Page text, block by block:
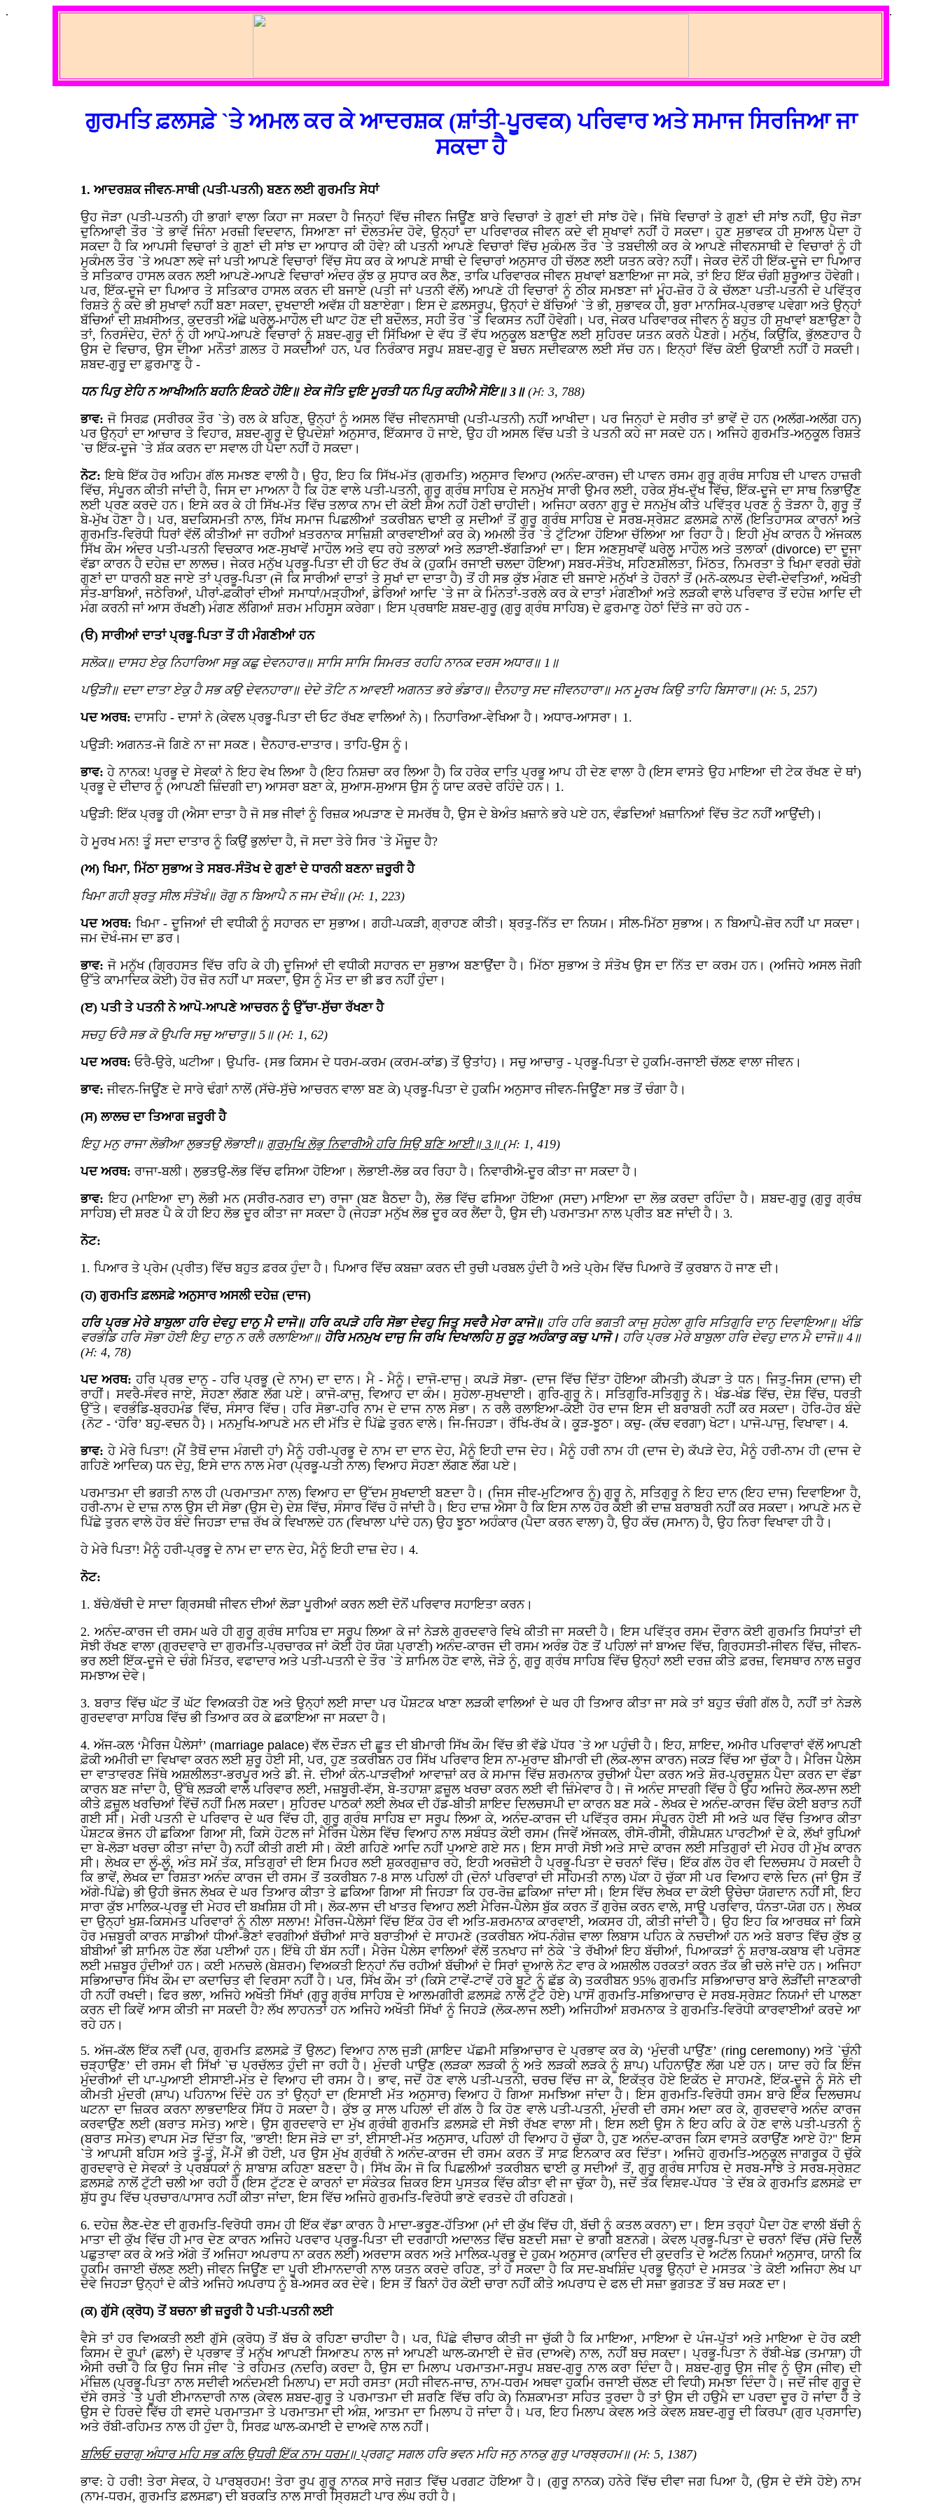
.
ਗੁਰਮਤਿ ਫ਼ਲਸਫ਼ੇ `ਤੇ ਅਮਲ ਕਰ ਕੇ ਆਦਰਸ਼ਕ (ਸ਼ਾਂਤੀ-ਪੂਰਵਕ) ਪਰਿਵਾਰ ਅਤੇ ਸਮਾਜ ਸਿਰਜਿਆ ਜਾ
ਸਕਦਾ ਹੈ
1. ਆਦਰਸ਼ਕ ਜੀਵਨ-ਸਾਥੀ (ਪਤੀ-ਪਤਨੀ) ਬਣਨ ਲਈ ਗੁਰਮਤਿ ਸੇਧਾਂ
ਉਹ ਜੋੜਾ (ਪਤੀ-ਪਤਨੀ) ਹੀ ਭਾਗਾਂ ਵਾਲਾ ਕਿਹਾ ਜਾ ਸਕਦਾ ਹੈ ਜਿਨ੍ਹਾਂ ਵਿੱਚ ਜੀਵਨ ਜਿਊਂਣ ਬਾਰੇ ਵਿਚਾਰਾਂ ਤੇ ਗੁਣਾਂ ਦੀ ਸਾਂਝ ਹੋਵੇ। ਜਿੱਥੇ ਵਿਚਾਰਾਂ ਤੇ ਗੁਣਾਂ ਦੀ ਸਾਂਝ ਨਹੀਂ, ਉਹ ਜੋੜਾ
ਦੁਨਿਆਵੀ ਤੌਰ `ਤੇ ਭਾਵੇਂ ਜਿੰਨਾ ਮਰਜ਼ੀ ਵਿਦਵਾਨ, ਸਿਆਣਾ ਜਾਂ ਦੌਲਤਮੰਦ ਹੋਵੇ, ਉਨ੍ਹਾਂ ਦਾ ਪਰਿਵਾਰਕ ਜੀਵਨ ਕਦੇ ਵੀ ਸੁਖਾਵਾਂ ਨਹੀਂ ਹੋ ਸਕਦਾ। ਹੁਣ ਸੁਭਾਵਕ ਹੀ ਸੁਆਲ ਪੈਦਾ ਹੋ
ਸਕਦਾ ਹੈ ਕਿ ਆਪਸੀ ਵਿਚਾਰਾਂ ਤੇ ਗੁਣਾਂ ਦੀ ਸਾਂਝ ਦਾ ਆਧਾਰ ਕੀ ਹੋਵੇ? ਕੀ ਪਤਨੀ ਆਪਣੇ ਵਿਚਾਰਾਂ ਵਿੱਚ ਮੁਕੰਮਲ ਤੌਰ `ਤੇ ਤਬਦੀਲੀ ਕਰ ਕੇ ਆਪਣੇ ਜੀਵਨਸਾਥੀ ਦੇ ਵਿਚਾਰਾਂ ਨੂੰ ਹੀ
ਮੁਕੰਮਲ ਤੌਰ `ਤੇ ਅਪਣਾ ਲਵੇ ਜਾਂ ਪਤੀ ਆਪਣੇ ਵਿਚਾਰਾਂ ਵਿੱਚ ਸੋਧ ਕਰ ਕੇ ਆਪਣੇ ਸਾਥੀ ਦੇ ਵਿਚਾਰਾਂ ਅਨੁਸਾਰ ਹੀ ਚੱਲਣ ਲਈ ਯਤਨ ਕਰੇ? ਨਹੀਂ। ਜੇਕਰ ਦੋਨੋਂ ਹੀ ਇੱਕ-ਦੂਜੇ ਦਾ ਪਿਆਰ
ਤੇ ਸਤਿਕਾਰ ਹਾਸਲ ਕਰਨ ਲਈ ਆਪਣੇ-ਆਪਣੇ ਵਿਚਾਰਾਂ ਅੰਦਰ ਕੁੱਝ ਕੁ ਸੁਧਾਰ ਕਰ ਲੈਣ, ਤਾਕਿ ਪਰਿਵਾਰਕ ਜੀਵਨ ਸੁਖਾਵਾਂ ਬਣਾਇਆ ਜਾ ਸਕੇ, ਤਾਂ ਇਹ ਇੱਕ ਚੰਗੀ ਸ਼ੁਰੂਆਤ ਹੋਵੇਗੀ।
ਪਰ, ਇੱਕ-ਦੂਜੇ ਦਾ ਪਿਆਰ ਤੇ ਸਤਿਕਾਰ ਹਾਸਲ ਕਰਨ ਦੀ ਬਜਾਏ (ਪਤੀ ਜਾਂ ਪਤਨੀ ਵੱਲੋਂ) ਆਪਣੇ ਹੀ ਵਿਚਾਰਾਂ ਨੂੰ ਠੀਕ ਸਮਝਣਾ ਜਾਂ ਮੂੰਹ-ਜ਼ੋਰ ਹੋ ਕੇ ਚੱਲਣਾ ਪਤੀ-ਪਤਨੀ ਦੇ ਪਵਿੱਤ੍ਰ
ਰਿਸ਼ਤੇ ਨੂੰ ਕਦੇ ਭੀ ਸੁਖਾਵਾਂ ਨਹੀਂ ਬਣਾ ਸਕਦਾ, ਦੁਖਦਾਈ ਅਵੱਸ਼ ਹੀ ਬਣਾਏਗਾ। ਇਸ ਦੇ ਫ਼ਲਸਰੂਪ, ਉਨ੍ਹਾਂ ਦੇ ਬੱਚਿਆਂ `ਤੇ ਭੀ, ਸੁਭਾਵਕ ਹੀ, ਬੁਰਾ ਮਾਨਸਿਕ-ਪ੍ਰਭਾਵ ਪਵੇਗਾ ਅਤੇ ਉਨ੍ਹਾਂ
ਬੱਚਿਆਂ ਦੀ ਸ਼ਖ਼ਸੀਅਤ, ਕੁਦਰਤੀ ਅੱਛੇ ਘਰੇਲੂ-ਮਾਹੌਲ ਦੀ ਘਾਟ ਹੋਣ ਦੀ ਬਦੌਲਤ, ਸਹੀ ਤੌਰ `ਤੇ ਵਿਕਸਤ ਨਹੀਂ ਹੋਵੇਗੀ। ਪਰ, ਜੇਕਰ ਪਰਿਵਾਰਕ ਜੀਵਨ ਨੂੰ ਬਹੁਤ ਹੀ ਸੁਖਾਵਾਂ ਬਣਾਉਣਾ ਹੈ
ਤਾਂ, ਨਿਰਸੰਦੇਹ, ਦੋਨਾਂ ਨੂੰ ਹੀ ਆਪੋ-ਆਪਣੇ ਵਿਚਾਰਾਂ ਨੂੰ ਸ਼ਬਦ-ਗੁਰੂ ਦੀ ਸਿੱਖਿਆ ਦੇ ਵੱਧ ਤੋਂ ਵੱਧ ਅਨੁਕੂਲ ਬਣਾਉਣ ਲਈ ਸੁਹਿਰਦ ਯਤਨ ਕਰਨੇ ਪੈਣਗੇ। ਮਨੁੱਖ, ਕਿਉਂਕਿ, ਭੁੱਲਣਹਾਰ ਹੈ
ਉਸ ਦੇ ਵਿਚਾਰ, ਉਸ ਦੀਆ ਮਨੌਤਾਂ ਗ਼ਲਤ ਹੋ ਸਕਦੀਆਂ ਹਨ, ਪਰ ਨਿਰੰਕਾਰ ਸਰੂਪ ਸ਼ਬਦ-ਗੁਰੂ ਦੇ ਬਚਨ ਸਦੀਵਕਾਲ ਲਈ ਸੱਚ ਹਨ। ਇਨ੍ਹਾਂ ਵਿੱਚ ਕੋਈ ਉਕਾਈ ਨਹੀਂ ਹੋ ਸਕਦੀ।
ਸ਼ਬਦ-ਗੁਰੂ ਦਾ ਫ਼ੁਰਮਾਣੁ ਹੈ -
ਧਨ ਪਿਰੁ ਏਹਿ ਨ ਆਖੀਅਨਿ ਬਹਨਿ ਇਕਠੇ ਹੋਇ॥ ਏਕ ਜੋਤਿ ਦੁਇ ਮੂਰਤੀ ਧਨ ਪਿਰੁ ਕਹੀਐ ਸੋਇ॥ 3॥ (ਮ: 3, 788)
ਭਾਵ:ਜੋ ਸਿਰਫ਼ (ਸਰੀਰਕ ਤੌਰ `ਤੇ) ਰਲ ਕੇ ਬਹਿਣ, ਉਨ੍ਹਾਂ ਨੂੰ ਅਸਲ ਵਿੱਚ ਜੀਵਨਸਾਥੀ (ਪਤੀ-ਪਤਨੀ) ਨਹੀਂ ਆਖੀਦਾ। ਪਰ ਜਿਨ੍ਹਾਂ ਦੇ ਸਰੀਰ ਤਾਂ ਭਾਵੇਂ ਦੋ ਹਨ (ਅਲੱਗ-ਅਲੱਗ ਹਨ)
ਪਰ ਉਨ੍ਹਾਂ ਦਾ ਆਚਾਰ ਤੇ ਵਿਹਾਰ, ਸ਼ਬਦ-ਗੁਰੂ ਦੇ ਉਪਦੇਸ਼ਾਂ ਅਨੁਸਾਰ, ਇੱਕਸਾਰ ਹੋ ਜਾਏ, ਉਹ ਹੀ ਅਸਲ ਵਿੱਚ ਪਤੀ ਤੇ ਪਤਨੀ ਕਹੇ ਜਾ ਸਕਦੇ ਹਨ। ਅਜਿਹੇ ਗੁਰਮਤਿ-ਅਨੁਕੂਲ ਰਿਸ਼ਤੇ
`ਚ ਇੱਕ-ਦੂਜੇ `ਤੇ ਸ਼ੱਕ ਕਰਨ ਦਾ ਸਵਾਲ ਹੀ ਪੈਦਾ ਨਹੀਂ ਹੋ ਸਕਦਾ।
ਨੋਟ:ਇਥੇ ਇੱਕ ਹੋਰ ਅਹਿਮ ਗੱਲ ਸਮਝਣ ਵਾਲੀ ਹੈ। ਉਹ, ਇਹ ਕਿ ਸਿੱਖ-ਮੱਤ (ਗੁਰਮਤਿ) ਅਨੁਸਾਰ ਵਿਆਹ (ਅਨੰਦ-ਕਾਰਜ) ਦੀ ਪਾਵਨ ਰਸਮ ਗੁਰੂ ਗ੍ਰੰਥ ਸਾਹਿਬ ਦੀ ਪਾਵਨ ਹਾਜ਼ਰੀ
ਵਿੱਚ, ਸੰਪੂਰਨ ਕੀਤੀ ਜਾਂਦੀ ਹੈ, ਜਿਸ ਦਾ ਮਾਅਨਾ ਹੈ ਕਿ ਹੋਣ ਵਾਲੇ ਪਤੀ-ਪਤਨੀ, ਗੁਰੂ ਗ੍ਰੰਥ ਸਾਹਿਬ ਦੇ ਸਨਮੁੱਖ ਸਾਰੀ ਉਮਰ ਲਈ, ਹਰੇਕ ਸੁੱਖ-ਦੁੱਖ ਵਿੱਚ, ਇੱਕ-ਦੂਜੇ ਦਾ ਸਾਥ ਨਿਭਾਉਂਣ
ਲਈ ਪ੍ਰਣ ਕਰਦੇ ਹਨ। ਇਸੇ ਕਰ ਕੇ ਹੀ ਸਿੱਖ-ਮੱਤ ਵਿੱਚ ਤਲਾਕ ਨਾਮ ਦੀ ਕੋਈ ਸ਼ੈਅ ਨਹੀਂ ਹੋਣੀ ਚਾਹੀਦੀ। ਅਜਿਹਾ ਕਰਨਾ ਗੁਰੂ ਦੇ ਸਨਮੁੱਖ ਕੀਤੇ ਪਵਿੱਤ੍ਰ ਪ੍ਰਣ ਨੂੰ ਤੋੜਨਾ ਹੈ, ਗੁਰੂ ਤੋਂ
ਬੇ-ਮੁੱਖ ਹੋਣਾ ਹੈ। ਪਰ, ਬਦਕਿਸਮਤੀ ਨਾਲ, ਸਿੱਖ ਸਮਾਜ ਪਿਛਲੀਆਂ ਤਕਰੀਬਨ ਢਾਈ ਕੁ ਸਦੀਆਂ ਤੋਂ ਗੁਰੂ ਗ੍ਰੰਥ ਸਾਹਿਬ ਦੇ ਸਰਬ-ਸ੍ਰੇਸ਼ਟ ਫ਼ਲਸਫ਼ੇ ਨਾਲੋਂ (ਇਤਿਹਾਸਕ ਕਾਰਨਾਂ ਅਤੇ
ਗੁਰਮਤਿ-ਵਿਰੋਧੀ ਧਿਰਾਂ ਵੱਲੋਂ ਕੀਤੀਆਂ ਜਾ ਰਹੀਆਂ ਖ਼ਤਰਨਾਕ ਸਾਜ਼ਿਸ਼ੀ ਕਾਰਵਾਈਆਂ ਕਰ ਕੇ) ਅਮਲੀ ਤੌਰ `ਤੇ ਟੁੱਟਿਆ ਹੋਇਆ ਚੱਲਿਆ ਆ ਰਿਹਾ ਹੈ। ਇਹੀ ਮੁੱਖ ਕਾਰਨ ਹੈ ਅੱਜਕਲ
ਸਿੱਖ ਕੌਮ ਅੰਦਰ ਪਤੀ-ਪਤਨੀ ਵਿਚਕਾਰ ਅਣ-ਸੁਖਾਵੇਂ ਮਾਹੌਲ ਅਤੇ ਵਧ ਰਹੇ ਤਲਾਕਾਂ ਅਤੇ ਲੜਾਈ-ਝੱਗੜਿਆਂ ਦਾ। ਇਸ ਅਣਸੁਖਾਵੇਂ ਘਰੇਲੂ ਮਾਹੌਲ ਅਤੇ ਤਲਾਕਾਂ (divorce) ਦਾ ਦੂਜਾ
ਵੱਡਾ ਕਾਰਨ ਹੈ ਦਹੇਜ਼ ਦਾ ਲਾਲਚ। ਜੇਕਰ ਮਨੁੱਖ ਪ੍ਰਭੂ-ਪਿਤਾ ਦੀ ਹੀ ਓਟ ਰੱਖ ਕੇ (ਹੁਕਮਿ ਰਜਾਈ ਚਲਦਾ ਹੋਇਆ) ਸਬਰ-ਸੰਤੋਖ, ਸਹਿਣਸ਼ੀਲਤਾ, ਮਿੱਠਤ, ਨਿਮਰਤਾ ਤੇ ਖਿਮਾ ਵਰਗੇ ਚੰਗੇ
ਗੁਣਾਂ ਦਾ ਧਾਰਨੀ ਬਣ ਜਾਏ ਤਾਂ ਪ੍ਰਭੂ-ਪਿਤਾ (ਜੋ ਕਿ ਸਾਰੀਆਂ ਦਾਤਾਂ ਤੇ ਸੁਖਾਂ ਦਾ ਦਾਤਾ ਹੈ) ਤੋਂ ਹੀ ਸਭ ਕੁੱਝ ਮੰਗਣ ਦੀ ਬਜਾਏ ਮਨੁੱਖਾਂ ਤੇ ਹੋਰਨਾਂ ਤੋਂ (ਮਨੋ-ਕਲਪਤ ਦੇਵੀ-ਦੇਵਤਿਆਂ, ਅਖੌਤੀ
ਸੰਤ-ਬਾਬਿਆਂ, ਜਠੇਰਿਆਂ, ਪੀਰਾਂ-ਫ਼ਕੀਰਾਂ ਦੀਆਂ ਸਮਾਧਾਂ/ਮੜ੍ਹੀਆਂ, ਡੇਰਿਆਂ ਆਦਿ `ਤੇ ਜਾ ਕੇ ਮਿੰਨਤਾਂ-ਤਰਲੇ ਕਰ ਕੇ ਦਾਤਾਂ ਮੰਗਣੀਆਂ ਅਤੇ ਲੜਕੀ ਵਾਲੇ ਪਰਿਵਾਰ ਤੋਂ ਦਹੇਜ਼ ਆਦਿ ਦੀ
ਮੰਗ ਕਰਨੀ ਜਾਂ ਆਸ ਰੱਖਣੀ) ਮੰਗਣ ਲੱਗਿਆਂ ਸ਼ਰਮ ਮਹਿਸੂਸ ਕਰੇਗਾ। ਇਸ ਪ੍ਰਥਾਇ ਸ਼ਬਦ-ਗੁਰੂ (ਗੁਰੂ ਗ੍ਰੰਥ ਸਾਹਿਬ) ਦੇ ਫ਼ੁਰਮਾਣੁ ਹੇਠਾਂ ਦਿੱਤੇ ਜਾ ਰਹੇ ਹਨ -
(ੳ) ਸਾਰੀਆਂ ਦਾਤਾਂ ਪ੍ਰਭੂ-ਪਿਤਾ ਤੋਂ ਹੀ ਮੰਗਣੀਆਂ ਹਨ
ਸਲੋਕ॥ ਦਾਸਹ ਏਕੁ ਨਿਹਾਰਿਆ ਸਭੁ ਕਛੁ ਦੇਵਨਹਾਰ॥ ਸਾਸਿ ਸਾਸਿ ਸਿਮਰਤ ਰਹਹਿ ਨਾਨਕ ਦਰਸ ਅਧਾਰ॥ 1॥
ਪਉੜੀ॥ ਦਦਾ ਦਾਤਾ ਏਕੁ ਹੈ ਸਭ ਕਉ ਦੇਵਨਹਾਰਾ॥ ਦੇਦੇ ਤੋਟਿ ਨ ਆਵਈ ਅਗਨਤ ਭਰੇ ਭੰਡਾਰ॥ ਦੈਨਹਾਰੁ ਸਦ ਜੀਵਨਹਾਰਾ॥ ਮਨ ਮੂਰਖ ਕਿਉ ਤਾਹਿ ਬਿਸਾਰਾ॥ (ਮ: 5, 257)
ਪਦ ਅਰਥ: ਦਾਸਹਿ - ਦਾਸਾਂ ਨੇ (ਕੇਵਲ ਪ੍ਰਭੂ-ਪਿਤਾ ਦੀ ਓਟ ਰੱਖਣ ਵਾਲਿਆਂ ਨੇ)। ਨਿਹਾਰਿਆ-ਵੇਖਿਆ ਹੈ। ਅਧਾਰ-ਆਸਰਾ। 1.
ਪਉੜੀ: ਅਗਨਤ-ਜੋ ਗਿਣੇ ਨਾ ਜਾ ਸਕਣ। ਦੈਨਹਾਰ-ਦਾਤਾਰ। ਤਾਹਿ-ਉਸ ਨੂੰ।
ਭਾਵ:ਹੇ ਨਾਨਕ! ਪ੍ਰਭੂ ਦੇ ਸੇਵਕਾਂ ਨੇ ਇਹ ਵੇਖ ਲਿਆ ਹੈ (ਇਹ ਨਿਸ਼ਚਾ ਕਰ ਲਿਆ ਹੈ) ਕਿ ਹਰੇਕ ਦਾਤਿ ਪ੍ਰਭੂ ਆਪ ਹੀ ਦੇਣ ਵਾਲਾ ਹੈ (ਇਸ ਵਾਸਤੇ ਉਹ ਮਾਇਆ ਦੀ ਟੇਕ ਰੱਖਣ ਦੇ ਥਾਂ)
ਪ੍ਰਭੂ ਦੇ ਦੀਦਾਰ ਨੂੰ (ਆਪਣੀ ਜ਼ਿੰਦਗੀ ਦਾ) ਆਸਰਾ ਬਣਾ ਕੇ, ਸੁਆਸ-ਸੁਆਸ ਉਸ ਨੂੰ ਯਾਦ ਕਰਦੇ ਰਹਿੰਦੇ ਹਨ। 1.
ਪਉੜੀ: ਇੱਕ ਪ੍ਰਭੂ ਹੀ (ਐਸਾ ਦਾਤਾ ਹੈ ਜੋ ਸਭ ਜੀਵਾਂ ਨੂੰ ਰਿਜ਼ਕ ਅਪੜਾਣ ਦੇ ਸਮਰੱਥ ਹੈ, ਉਸ ਦੇ ਬੇਅੰਤ ਖ਼ਜ਼ਾਨੇ ਭਰੇ ਪਏ ਹਨ, ਵੰਡਦਿਆਂ ਖ਼ਜ਼ਾਨਿਆਂ ਵਿੱਚ ਤੋਟ ਨਹੀਂ ਆਉਂਦੀ)।
ਹੇ ਮੂਰਖ ਮਨ! ਤੂੰ ਸਦਾ ਦਾਤਾਰ ਨੂੰ ਕਿਉਂ ਭੁਲਾਂਦਾ ਹੈ, ਜੋ ਸਦਾ ਤੇਰੇ ਸਿਰ `ਤੇ ਮੌਜ਼ੂਦ ਹੈ?
(ਅ) ਖਿਮਾ, ਮਿੱਠਾ ਸੁਭਾਅ ਤੇ ਸਬਰ-ਸੰਤੋਖ ਦੇ ਗੁਣਾਂ ਦੇ ਧਾਰਨੀ ਬਣਨਾ ਜ਼ਰੂਰੀ ਹੈ
ਖਿਮਾ ਗਹੀ ਬ੍ਰਤੁ ਸੀਲ ਸੰਤੋਖੰ॥ ਰੋਗੁ ਨ ਬਿਆਪੈ ਨ ਜਮ ਦੋਖੰ॥ (ਮ: 1, 223)
ਪਦ ਅਰਥ: ਖਿਮਾ - ਦੂਜਿਆਂ ਦੀ ਵਧੀਕੀ ਨੂੰ ਸਹਾਰਨ ਦਾ ਸੁਭਾਅ। ਗਹੀ-ਪਕੜੀ, ਗ੍ਰਾਹਣ ਕੀਤੀ। ਬ੍ਰਤੁ-ਨਿੱਤ ਦਾ ਨਿਯਮ। ਸੀਲ-ਮਿੱਠਾ ਸੁਭਾਅ। ਨ ਬਿਆਪੈ-ਜ਼ੋਰ ਨਹੀਂ ਪਾ ਸਕਦਾ।
ਜਮ ਦੋਖੰ-ਜਮ ਦਾ ਡਰ।
ਭਾਵ:ਜੋ ਮਨੁੱਖ (ਗ੍ਰਿਹਸਤ ਵਿੱਚ ਰਹਿ ਕੇ ਹੀ) ਦੂਜਿਆਂ ਦੀ ਵਧੀਕੀ ਸਹਾਰਨ ਦਾ ਸੁਭਾਅ ਬਣਾਉਂਦਾ ਹੈ। ਮਿੱਠਾ ਸੁਭਾਅ ਤੇ ਸੰਤੋਖ ਉਸ ਦਾ ਨਿੱਤ ਦਾ ਕਰਮ ਹਨ। (ਅਜਿਹੇ ਅਸਲ ਜੋਗੀ
ਉੱਤੇ ਕਾਮਾਦਿਕ ਕੋਈ) ਹੋਰ ਜ਼ੋਰ ਨਹੀਂ ਪਾ ਸਕਦਾ, ਉਸ ਨੂੰ ਮੌਤ ਦਾ ਭੀ ਡਰ ਨਹੀਂ ਹੁੰਦਾ।
(ੲ) ਪਤੀ ਤੇ ਪਤਨੀ ਨੇ ਆਪੋ-ਆਪਣੇ ਆਚਰਨ ਨੂੰ ਉੱਚਾ-ਸੁੱਚਾ ਰੱਖਣਾ ਹੈ
ਸਚਹੁ ਓਰੈ ਸਭ ਕੋ ਉਪਰਿ ਸਚੁ ਆਚਾਰੁ॥ 5॥ (ਮ: 1, 62)
ਪਦ ਅਰਥ: ਓਰੈ-ਉਰੇ, ਘਟੀਆ। ਉਪਰਿ- {ਸਭ ਕਿਸਮ ਦੇ ਧਰਮ-ਕਰਮ (ਕਰਮ-ਕਾਂਡ) ਤੋਂ ਉਤਾਂਹ}। ਸਚੁ ਆਚਾਰੁ - ਪ੍ਰਭੂ-ਪਿਤਾ ਦੇ ਹੁਕਮਿ-ਰਜਾਈ ਚੱਲਣ ਵਾਲਾ ਜੀਵਨ।
ਭਾਵ:ਜੀਵਨ-ਜਿਊਂਣ ਦੇ ਸਾਰੇ ਢੰਗਾਂ ਨਾਲੋਂ (ਸੱਚੇ-ਸੁੱਚੇ ਆਚਰਨ ਵਾਲਾ ਬਣ ਕੇ) ਪ੍ਰਭੂ-ਪਿਤਾ ਦੇ ਹੁਕਮਿ ਅਨੁਸਾਰ ਜੀਵਨ-ਜਿਊਂਣਾ ਸਭ ਤੋਂ ਚੰਗਾ ਹੈ।
(ਸ) ਲਾਲਚ ਦਾ ਤਿਆਗ ਜ਼ਰੂਰੀ ਹੈ
ਇਹੁ ਮਨੁ ਰਾਜਾ ਲੋਭੀਆ ਲੁਭਤਉ ਲੋਭਾਈ॥ ਗੁਰਮੁਖਿ ਲੋਭੁ ਨਿਵਾਰੀਐ ਹਰਿ ਸਿਉ ਬਣਿ ਆਈ॥ 3॥ (ਮ: 1, 419)
ਪਦ ਅਰਥ: ਰਾਜਾ-ਬਲੀ। ਲੁਭਤਉ-ਲੋਭ ਵਿੱਚ ਫਸਿਆ ਹੋਇਆ। ਲੋਭਾਈ-ਲੋਭ ਕਰ ਰਿਹਾ ਹੈ। ਨਿਵਾਰੀਐ-ਦੂਰ ਕੀਤਾ ਜਾ ਸਕਦਾ ਹੈ।
ਭਾਵ:ਇਹ (ਮਾਇਆ ਦਾ) ਲੋਭੀ ਮਨ (ਸਰੀਰ-ਨਗਰ ਦਾ) ਰਾਜਾ (ਬਣ ਬੈਠਦਾ ਹੈ), ਲੋਭ ਵਿੱਚ ਫਸਿਆ ਹੋਇਆ (ਸਦਾ) ਮਾਇਆ ਦਾ ਲੋਭ ਕਰਦਾ ਰਹਿੰਦਾ ਹੈ। ਸ਼ਬਦ-ਗੁਰੂ (ਗੁਰੂ ਗ੍ਰੰਥ
ਸਾਹਿਬ) ਦੀ ਸ਼ਰਣ ਪੈ ਕੇ ਹੀ ਇਹ ਲੋਭ ਦੂਰ ਕੀਤਾ ਜਾ ਸਕਦਾ ਹੈ (ਜੇਹੜਾ ਮਨੁੱਖ ਲੋਭ ਦੂਰ ਕਰ ਲੈਂਦਾ ਹੈ, ਉਸ ਦੀ) ਪਰਮਾਤਮਾ ਨਾਲ ਪ੍ਰੀਤ ਬਣ ਜਾਂਦੀ ਹੈ। 3.
ਨੋਟ:
1. ਪਿਆਰ ਤੇ ਪ੍ਰੇਮ (ਪ੍ਰੀਤ) ਵਿੱਚ ਬਹੁਤ ਫ਼ਰਕ ਹੁੰਦਾ ਹੈ। ਪਿਆਰ ਵਿੱਚ ਕਬਜ਼ਾ ਕਰਨ ਦੀ ਰੁਚੀ ਪਰਬਲ ਹੁੰਦੀ ਹੈ ਅਤੇ ਪ੍ਰੇਮ ਵਿੱਚ ਪਿਆਰੇ ਤੋਂ ਕੁਰਬਾਨ ਹੋ ਜਾਣ ਦੀ।
(ਹ) ਗੁਰਮਤਿ ਫ਼ਲਸਫ਼ੇ ਅਨੁਸਾਰ ਅਸਲੀ ਦਹੇਜ਼ (ਦਾਜ)
ਹਰਿ ਪ੍ਰਭ ਮੇਰੇ ਬਾਬੁਲਾ ਹਰਿ ਦੇਵਹੁ ਦਾਨੁ ਮੈ ਦਾਜੋ॥ ਹਰਿ ਕਪੜੋ ਹਰਿ ਸੋਭਾ ਦੇਵਹੁ ਜਿਤੁ ਸਵਰੈ ਮੇਰਾ ਕਾਜੋ॥ ਹਰਿ ਹਰਿ ਭਗਤੀ ਕਾਜੁ ਸੁਹੇਲਾ ਗੁਰਿ ਸਤਿਗੁਰਿ ਦਾਨੁ ਦਿਵਾਇਆ॥ ਖੰਡਿ
ਵਰਭੰਡਿ ਹਰਿ ਸੋਭਾ ਹੋਈ ਇਹੁ ਦਾਨੁ ਨ ਰਲੈ ਰਲਾਇਆ॥ ਹੋਰਿ ਮਨਮੁਖ ਦਾਜੁ ਜਿ ਰਖਿ ਦਿਖਾਲਹਿ ਸੁ ਕੂੜੁ ਅਹੰਕਾਰੁ ਕਚੁ ਪਾਜੋ। ਹਰਿ ਪ੍ਰਭ ਮੇਰੇ ਬਾਬੁਲਾ ਹਰਿ ਦੇਵਹੁ ਦਾਨ ਮੈ ਦਾਜੋ॥ 4॥
(ਮ: 4, 78)
ਪਦ ਅਰਥ:ਹਰਿ ਪ੍ਰਭ ਦਾਨੁ - ਹਰਿ ਪ੍ਰਭੂ (ਦੇ ਨਾਮ) ਦਾ ਦਾਨ। ਮੈ - ਮੈਨੂੰ। ਦਾਜੋ-ਦਾਜੁ। ਕਪੜੋ ਸੋਭਾ- (ਦਾਜ ਵਿੱਚ ਦਿੱਤਾ ਹੋਇਆ ਕੀਮਤੀ) ਕੱਪੜਾ ਤੇ ਧਨ। ਜਿਤੁ-ਜਿਸ (ਦਾਜ) ਦੀ
ਰਾਹੀਂ। ਸਵਰੈ-ਸੰਵਰ ਜਾਏ, ਸੋਹਣਾ ਲੱਗਣ ਲੱਗ ਪਏ। ਕਾਜੋ-ਕਾਜੁ, ਵਿਆਹ ਦਾ ਕੰਮ। ਸੁਹੇਲਾ-ਸੁਖਦਾਈ। ਗੁਰਿ-ਗੁਰੂ ਨੇ। ਸਤਿਗੁਰਿ-ਸਤਿਗੁਰੂ ਨੇ। ਖੰਡ-ਖੰਡ ਵਿੱਚ, ਦੇਸ਼ ਵਿੱਚ, ਧਰਤੀ
ਉੱਤੇ। ਵਰਭੰਡਿ-ਬ੍ਰਹਮੰਡ ਵਿੱਚ, ਸੰਸਾਰ ਵਿੱਚ। ਹਰਿ ਸੋਭਾ-ਹਰਿ ਨਾਮ ਦੇ ਦਾਜ ਨਾਲ ਸੋਭਾ। ਨ ਰਲੈ ਰਲਾਇਆ-ਕੋਈ ਹੋਰ ਦਾਜ ਇਸ ਦੀ ਬਰਾਬਰੀ ਨਹੀਂ ਕਰ ਸਕਦਾ। ਹੋਰਿ-ਹੋਰ ਬੰਦੇ
{ਨੋਟ - ‘ਹੋਰਿ’ ਬਹੁ-ਵਚਨ ਹੈ}। ਮਨਮੁਖਿ-ਆਪਣੇ ਮਨ ਦੀ ਮੱਤਿ ਦੇ ਪਿੱਛੇ ਤੁਰਨ ਵਾਲੇ। ਜਿ-ਜਿਹੜਾ। ਰੱਖਿ-ਰੱਖ ਕੇ। ਕੂੜ-ਝੂਠਾ। ਕਚੁ- (ਕੱਚ ਵਰਗਾ) ਖੋਟਾ। ਪਾਜੋ-ਪਾਜੁ, ਵਿਖਾਵਾ। 4.
ਭਾਵ:ਹੇ ਮੇਰੇ ਪਿਤਾ! (ਮੈਂ ਤੈਥੋਂ ਦਾਜ ਮੰਗਦੀ ਹਾਂ) ਮੈਨੂੰ ਹਰੀ-ਪ੍ਰਭੂ ਦੇ ਨਾਮ ਦਾ ਦਾਨ ਦੇਹ, ਮੈਨੂੰ ਇਹੀ ਦਾਜ ਦੇਹ। ਮੈਨੂੰ ਹਰੀ ਨਾਮ ਹੀ (ਦਾਜ ਦੇ) ਕੱਪੜੇ ਦੇਹ, ਮੈਨੂੰ ਹਰੀ-ਨਾਮ ਹੀ (ਦਾਜ ਦੇ
ਗਹਿਣੇ ਆਦਿਕ) ਧਨ ਦੇਹੁ, ਇਸੇ ਦਾਨ ਨਾਲ ਮੇਰਾ (ਪ੍ਰਭੂ-ਪਤੀ ਨਾਲ) ਵਿਆਹ ਸੋਹਣਾ ਲੱਗਣ ਲੱਗ ਪਏ।
ਪਰਮਾਤਮਾ ਦੀ ਭਗਤੀ ਨਾਲ ਹੀ (ਪਰਮਾਤਮਾ ਨਾਲ) ਵਿਆਹ ਦਾ ਉੱਦਮ ਸੁਖਦਾਈ ਬਣਦਾ ਹੈ। (ਜਿਸ ਜੀਵ-ਮੁਟਿਆਰ ਨੂੰ) ਗੁਰੂ ਨੇ, ਸਤਿਗੁਰੂ ਨੇ ਇਹ ਦਾਨ (ਇਹ ਦਾਜ) ਦਿਵਾਇਆ ਹੈ,
ਹਰੀ-ਨਾਮ ਦੇ ਦਾਜ਼ ਨਾਲ ਉਸ ਦੀ ਸੋਭਾ (ਉਸ ਦੇ) ਦੇਸ਼ ਵਿੱਚ, ਸੰਸਾਰ ਵਿੱਚ ਹੋ ਜਾਂਦੀ ਹੈ। ਇਹ ਦਾਜ਼ ਐਸਾ ਹੈ ਕਿ ਇਸ ਨਾਲ ਹੋਰ ਕੋਈ ਭੀ ਦਾਜ਼ ਬਰਾਬਰੀ ਨਹੀਂ ਕਰ ਸਕਦਾ। ਆਪਣੇ ਮਨ ਦੇ
ਪਿੱਛੇ ਤੁਰਨ ਵਾਲੇ ਹੋਰ ਬੰਦੇ ਜਿਹੜਾ ਦਾਜ਼ ਰੱਖ ਕੇ ਵਿਖਾਲਦੇ ਹਨ (ਵਿਖਾਲਾ ਪਾਂਦੇ ਹਨ) ਉਹ ਝੂਠਾ ਅਹੰਕਾਰ (ਪੈਦਾ ਕਰਨ ਵਾਲਾ) ਹੈ, ਉਹ ਕੱਚ (ਸਮਾਨ) ਹੈ, ਉਹ ਨਿਰਾ ਵਿਖਾਵਾ ਹੀ ਹੈ।
ਹੇ ਮੇਰੇ ਪਿਤਾ! ਮੈਨੂੰ ਹਰੀ-ਪ੍ਰਭੂ ਦੇ ਨਾਮ ਦਾ ਦਾਨ ਦੇਹ, ਮੈਨੂੰ ਇਹੀ ਦਾਜ਼ ਦੇਹ। 4.
ਨੋਟ:
1. ਬੱਚੇ/ਬੱਚੀ ਦੇ ਸਾਦਾ ਗ੍ਰਿਸਥੀ ਜੀਵਨ ਦੀਆਂ ਲੋੜਾ ਪੂਰੀਆਂ ਕਰਨ ਲਈ ਦੋਨੋਂ ਪਰਿਵਾਰ ਸਹਾਇਤਾ ਕਰਨ।
2. ਅਨੰਦ-ਕਾਰਜ ਦੀ ਰਸਮ ਘਰੇ ਹੀ ਗੁਰੂ ਗ੍ਰੰਥ ਸਾਹਿਬ ਦਾ ਸਰੂਪ ਲਿਆ ਕੇ ਜਾਂ ਨੇੜਲੇ ਗੁਰਦਵਾਰੇ ਵਿਖੇ ਕੀਤੀ ਜਾ ਸਕਦੀ ਹੈ। ਇਸ ਪਵਿੱਤ੍ਰ ਰਸਮ ਦੌਰਾਨ ਕੋਈ ਗੁਰਮਤਿ ਸਿਧਾਂਤਾਂ ਦੀ
ਸੋਝੀ ਰੱਖਣ ਵਾਲਾ (ਗੁਰਦਵਾਰੇ ਦਾ ਗੁਰਮਤਿ-ਪ੍ਰਚਾਰਕ ਜਾਂ ਕੋਈ ਹੋਰ ਯੋਗ ਪ੍ਰਾਣੀ) ਅਨੰਦ-ਕਾਰਜ ਦੀ ਰਸਮ ਅਰੰਭ ਹੋਣ ਤੋਂ ਪਹਿਲਾਂ ਜਾਂ ਬਾਅਦ ਵਿੱਚ, ਗ੍ਰਿਹਸਤੀ-ਜੀਵਨ ਵਿੱਚ, ਜੀਵਨ-
ਭਰ ਲਈ ਇੱਕ-ਦੂਜੇ ਦੇ ਚੰਗੇ ਮਿੱਤਰ, ਵਫਾਦਾਰ ਅਤੇ ਪਤੀ-ਪਤਨੀ ਦੇ ਤੌਰ `ਤੇ ਸ਼ਾਮਿਲ ਹੋਣ ਵਾਲੇ, ਜੋੜੇ ਨੂੰ, ਗੁਰੂ ਗ੍ਰੰਥ ਸਾਹਿਬ ਵਿੱਚ ਉਨ੍ਹਾਂ ਲਈ ਦਰਜ਼ ਕੀਤੇ ਫ਼ਰਜ਼, ਵਿਸਥਾਰ ਨਾਲ ਜ਼ਰੂਰ
ਸਮਝਾਅ ਦੇਵੇ।
3. ਬਰਾਤ ਵਿੱਚ ਘੱਟ ਤੋਂ ਘੱਟ ਵਿਅਕਤੀ ਹੋਣ ਅਤੇ ਉਨ੍ਹਾਂ ਲਈ ਸਾਦਾ ਪਰ ਪੌਸ਼ਟਕ ਖਾਣਾ ਲੜਕੀ ਵਾਲਿਆਂ ਦੇ ਘਰ ਹੀ ਤਿਆਰ ਕੀਤਾ ਜਾ ਸਕੇ ਤਾਂ ਬਹੁਤ ਚੰਗੀ ਗੱਲ ਹੈ, ਨਹੀਂ ਤਾਂ ਨੇੜਲੇ
ਗੁਰਦਵਾਰਾ ਸਾਹਿਬ ਵਿੱਚ ਭੀ ਤਿਆਰ ਕਰ ਕੇ ਛਕਾਇਆ ਜਾ ਸਕਦਾ ਹੈ।
4. ਅੱਜ-ਕਲ ‘ਮੈਰਿਜ ਪੈਲੇਸਾਂ’ (marriage palace) ਵੱਲ ਦੌੜਨ ਦੀ ਛੂਤ ਦੀ ਬੀਮਾਰੀ ਸਿੱਖ ਕੌਮ ਵਿੱਚ ਭੀ ਵੱਡੇ ਪੱਧਰ `ਤੇ ਆ ਪਹੁੰਚੀ ਹੈ। ਇਹ, ਸ਼ਾਇਦ, ਅਮੀਰ ਪਰਿਵਾਰਾਂ ਵੱਲੋਂ ਆਪਣੀ
ਫ਼ੋਕੀ ਅਮੀਰੀ ਦਾ ਵਿਖਾਵਾ ਕਰਨ ਲਈ ਸ਼ੁਰੂ ਹੋਈ ਸੀ, ਪਰ, ਹੁਣ ਤਕਰੀਬਨ ਹਰ ਸਿੱਖ ਪਰਿਵਾਰ ਇਸ ਨਾ-ਮੁਰਾਦ ਬੀਮਾਰੀ ਦੀ (ਲੋਕ-ਲਾਜ ਕਾਰਨ) ਜਕੜ ਵਿੱਚ ਆ ਚੁੱਕਾ ਹੈ। ਮੈਰਿਜ ਪੈਲੇਸ
ਦਾ ਵਾਤਾਵਰਣ ਜਿੱਥੇ ਅਸ਼ਲੀਲਤਾ-ਭਰਪੂਰ ਅਤੇ ਡੀ. ਜੇ. ਦੀਆਂ ਕੰਨ-ਪਾੜਵੀਆਂ ਆਵਾਜ਼ਾਂ ਕਰ ਕੇ ਸਮਾਜ ਵਿੱਚ ਸ਼ਰਮਨਾਕ ਰੁਚੀਆਂ ਪੈਦਾ ਕਰਨ ਅਤੇ ਸ਼ੋਰ-ਪ੍ਰਦੂਸ਼ਨ ਪੈਦਾ ਕਰਨ ਦਾ ਵੱਡਾ
ਕਾਰਨ ਬਣ ਜਾਂਦਾ ਹੈ, ਉੱਥੇ ਲੜਕੀ ਵਾਲੇ ਪਰਿਵਾਰ ਲਈ, ਮਜ਼ਬੂਰੀ-ਵੱਸ, ਬੇ-ਤਹਾਸ਼ਾ ਫ਼ਜ਼ੂਲ ਖਰਚਾ ਕਰਨ ਲਈ ਵੀ ਜ਼ਿੰਮੇਵਾਰ ਹੈ। ਜੋ ਅਨੰਦ ਸਾਦਗੀ ਵਿੱਚ ਹੈ ਉਹ ਅਜਿਹੇ ਲੋਕ-ਲਾਜ ਲਈ
ਕੀਤੇ ਫ਼ਜ਼ੂਲ ਖਰਚਿਆਂ ਵਿੱਚੋਂ ਨਹੀਂ ਮਿਲ ਸਕਦਾ। ਸੁਹਿਰਦ ਪਾਠਕਾਂ ਲਈ ਲੇਖਕ ਦੀ ਹੱਡ-ਬੀਤੀ ਸ਼ਾਇਦ ਦਿਲਚਸਪੀ ਦਾ ਕਾਰਨ ਬਣ ਸਕੇ - ਲੇਖਕ ਦੇ ਅਨੰਦ-ਕਾਰਜ ਵਿੱਚ ਕੋਈ ਬਰਾਤ ਨਹੀਂ
ਗਈ ਸੀ। ਮੇਰੀ ਪਤਨੀ ਦੇ ਪਰਿਵਾਰ ਦੇ ਘਰ ਵਿੱਚ ਹੀ, ਗੁਰੂ ਗ੍ਰੰਥ ਸਾਹਿਬ ਦਾ ਸਰੂਪ ਲਿਆ ਕੇ, ਅਨੰਦ-ਕਾਰਜ ਦੀ ਪਵਿੱਤ੍ਰ ਰਸਮ ਸੰਪੂਰਨ ਹੋਈ ਸੀ ਅਤੇ ਘਰ ਵਿੱਚ ਤਿਆਰ ਕੀਤਾ
ਪੌਸ਼ਟਕ ਭੋਜਨ ਹੀ ਛਕਿਆ ਗਿਆ ਸੀ, ਕਿਸੇ ਹੋਟਲ ਜਾਂ ਮੈਰਿਜ ਪੈਲੇਸ ਵਿੱਚ ਵਿਆਹ ਨਾਲ ਸਬੰਧਤ ਕੋਈ ਰਸਮ (ਜਿਵੇਂ ਅੱਜਕਲ, ਰੀਸੋ-ਰੀਸੀ, ਰੀਸ਼ੈਪਸ਼ਨ ਪਾਰਟੀਆਂ ਦੇ ਕੇ, ਲੱਖਾਂ ਰੁਪਿਆਂ
ਦਾ ਬੇ-ਲੋੜਾ ਖਰਚਾ ਕੀਤਾ ਜਾਂਦਾ ਹੈ) ਨਹੀਂ ਕੀਤੀ ਗਈ ਸੀ। ਕੋਈ ਗਹਿਣੇ ਆਦਿ ਨਹੀਂ ਪੁਆਏ ਗਏ ਸਨ। ਇਸ ਸਾਰੀ ਸੋਝੀ ਅਤੇ ਸਾਦੇ ਕਾਰਜ ਲਈ ਸਤਿਗੁਰਾਂ ਦੀ ਮੇਹਰ ਹੀ ਮੁੱਖ ਕਾਰਨ
ਸੀ। ਲੇਖਕ ਦਾ ਲੂੰ-ਲੂੰ, ਅੰਤ ਸਮੇਂ ਤੱਕ, ਸਤਿਗੁਰਾਂ ਦੀ ਇਸ ਮਿਹਰ ਲਈ ਸ਼ੁਕਰਗੁਜ਼ਾਰ ਰਹੇ, ਇਹੀ ਅਰਜ਼ੋਈ ਹੈ ਪ੍ਰਭੂ-ਪਿਤਾ ਦੇ ਚਰਨਾਂ ਵਿੱਚ। ਇੱਕ ਗੱਲ ਹੋਰ ਵੀ ਦਿਲਚਸਪ ਹੋ ਸਕਦੀ ਹੈ
ਕਿ ਭਾਵੇਂ, ਲੇਖਕ ਦਾ ਰਿਸ਼ਤਾ ਅਨੰਦ ਕਾਰਜ ਦੀ ਰਸਮ ਤੋਂ ਤਕਰੀਬਨ 7-8 ਸਾਲ ਪਹਿਲਾਂ ਹੀ (ਦੋਨਾਂ ਪਰਿਵਾਰਾਂ ਦੀ ਸਹਿਮਤੀ ਨਾਲ) ਪੱਕਾ ਹੋ ਚੁੱਕਾ ਸੀ ਪਰ ਵਿਆਹ ਵਾਲੇ ਦਿਨ (ਜਾਂ ਉਸ ਤੋਂ
ਅੱਗੇ-ਪਿੱਛੇ) ਭੀ ਉਹੀ ਭੋਜਨ ਲੇਖਕ ਦੇ ਘਰ ਤਿਆਰ ਕੀਤਾ ਤੇ ਛਕਿਆ ਗਿਆ ਸੀ ਜਿਹੜਾ ਕਿ ਹਰ-ਰੋਜ਼ ਛਕਿਆ ਜਾਂਦਾ ਸੀ। ਇਸ ਵਿੱਚ ਲੇਖਕ ਦਾ ਕੋਈ ਉਚੇਚਾ ਯੋਗਦਾਨ ਨਹੀਂ ਸੀ, ਇਹ
ਸਾਰਾ ਕੁੱਝ ਮਾਲਿਕ-ਪ੍ਰਭੂ ਦੀ ਮੇਹਰ ਦੀ ਬਖ਼ਸ਼ਿਸ਼ ਹੀ ਸੀ। ਲੋਕ-ਲਾਜ ਦੀ ਖਾਤਰ ਵਿਆਹ ਲਈ ਮੈਰਿਜ-ਪੈਲੇਸ ਬੁੱਕ ਕਰਨ ਤੋਂ ਗੁਰੇਜ਼ ਕਰਨ ਵਾਲੇ, ਸਾਊ ਪਰਵਿਾਰ, ਧੰਨਤਾ-ਯੋਗ ਹਨ। ਲੇਖਕ
ਦਾ ਉਨ੍ਹਾਂ ਖੁਸ਼-ਕਿਸਮਤ ਪਰਿਵਾਰਾਂ ਨੂੰ ਨੀਲਾ ਸਲਾਮ! ਮੈਰਿਜ-ਪੈਲੇਸਾਂ ਵਿੱਚ ਇੱਕ ਹੋਰ ਵੀ ਅਤਿ-ਸ਼ਰਮਨਾਕ ਕਾਰਵਾਈ, ਅਕਸਰ ਹੀ, ਕੀਤੀ ਜਾਂਦੀ ਹੈ। ਉਹ ਇਹ ਕਿ ਆਰਥਕ ਜਾਂ ਕਿਸੇ
ਹੋਰ ਮਜ਼ਬੂਰੀ ਕਾਰਨ ਸਾਡੀਆਂ ਧੀਆਂ-ਭੈਣਾਂ ਵਰਗੀਆਂ ਬੱਚੀਆਂ ਸਾਰੇ ਬਰਾਤੀਆਂ ਦੇ ਸਾਹਮਣੇ (ਤਕਰੀਬਨ ਅੱਧ-ਨੰਗੇਜ਼ ਵਾਲਾ ਲਿਬਾਸ ਪਹਿਨ ਕੇ ਨਚਦੀਆਂ ਹਨ ਅਤੇ ਬਰਾਤ ਵਿੱਚ ਕੁੱਝ ਕੁ
ਬੀਬੀਆਂ ਭੀ ਸ਼ਾਮਿਲ ਹੋਣ ਲੱਗ ਪਈਆਂ ਹਨ। ਇੱਥੇ ਹੀ ਬੱਸ ਨਹੀਂ। ਮੈਰੇਜ ਪੈਲੇਸ ਵਾਲਿਆਂ ਵੱਲੋਂ ਤਨਖਾਹ ਜਾਂ ਠੇਕੇ `ਤੇ ਰੱਖੀਆਂ ਇਹ ਬੱਚੀਆਂ, ਪਿਆਕੜਾਂ ਨੂੰ ਸ਼ਰਾਬ-ਕਬਾਬ ਵੀ ਪਰੋਸਣ
ਲਈ ਮਜ਼ਬੂਰ ਹੁੰਦੀਆਂ ਹਨ। ਕਈ ਮਨਚਲੇ (ਬੇਸ਼ਰਮ) ਵਿਅਕਤੀ ਇਨ੍ਹਾਂ ਨੱਚ ਰਹੀਆਂ ਬੱਚੀਆਂ ਦੇ ਸਿਰਾਂ ਦੁਆਲੇ ਨੋਟ ਵਾਰ ਕੇ ਅਸ਼ਲੀਲ ਹਰਕਤਾਂ ਕਰਨ ਤੱਕ ਭੀ ਚਲੇ ਜਾਂਦੇ ਹਨ। ਅਜਿਹਾ
ਸਭਿਆਚਾਰ ਸਿੱਖ ਕੌਮ ਦਾ ਕਦਾਚਿਤ ਵੀ ਵਿਰਸਾ ਨਹੀਂ ਹੈ। ਪਰ, ਸਿੱਖ ਕੌਮ ਤਾਂ (ਕਿਸੇ ਟਾਵੇਂ-ਟਾਵੇਂ ਹਰੇ ਬੂਟੇ ਨੂੰ ਛੱਡ ਕੇ) ਤਕਰੀਬਨ 95% ਗੁਰਮਤਿ ਸਭਿਆਚਾਰ ਬਾਰੇ ਲੋੜੀਂਦੀ ਜਾਣਕਾਰੀ
ਹੀ ਨਹੀਂ ਰਖਦੀ। ਫਿਰ ਭਲਾ, ਅਜਿਹੇ ਅਖੌਤੀ ਸਿੱਖਾਂ (ਗੁਰੂ ਗ੍ਰੰਥ ਸਾਹਿਬ ਦੇ ਆਲਮਗੀਰੀ ਫ਼ਲਸਫ਼ੇ ਨਾਲੋਂ ਟੁੱਟੇ ਹੋਏ) ਪਾਸੋਂ ਗੁਰਮਤਿ-ਸਭਿਆਚਾਰ ਦੇ ਸਰਬ-ਸ੍ਰੇਸ਼ਟ ਨਿਯਮਾਂ ਦੀ ਪਾਲਣਾ
ਕਰਨ ਦੀ ਕਿਵੇਂ ਆਸ ਕੀਤੀ ਜਾ ਸਕਦੀ ਹੈ? ਲੱਖ ਲਾਹਨਤਾਂ ਹਨ ਅਜਿਹੇ ਅਖੌਤੀ ਸਿੱਖਾਂ ਨੂੰ ਜਿਹੜੇ (ਲੋਕ-ਲਾਜ ਲਈ) ਅਜਿਹੀਆਂ ਸ਼ਰਮਨਾਕ ਤੇ ਗੁਰਮਤਿ-ਵਿਰੋਧੀ ਕਾਰਵਾਈਆਂ ਕਰਦੇ ਆ
ਰਹੇ ਹਨ।
5. ਅੱਜ-ਕੱਲ ਇੱਕ ਨਵੀਂ (ਪਰ, ਗੁਰਮਤਿ ਫ਼ਲਸਫ਼ੇ ਤੋਂ ਉਲਟ) ਵਿਆਹ ਨਾਲ ਜੁੜੀ (ਸ਼ਾਇਦ ਪੱਛਮੀ ਸਭਿਆਚਾਰ ਦੇ ਪ੍ਰਭਾਵ ਕਰ ਕੇ) ‘ਮੁੰਦਰੀ ਪਾਉਂਣ’ (ring ceremony) ਅਤੇ `ਚੁੰਨੀ
ਚੜ੍ਹਾਉਂਣ’ ਦੀ ਰਸਮ ਵੀ ਸਿੱਖਾਂ `ਚ ਪ੍ਰਚੱਲਤ ਹੁੰਦੀ ਜਾ ਰਹੀ ਹੈ। ਮੁੰਦਰੀ ਪਾਉਂਣ (ਲੜਕਾ ਲੜਕੀ ਨੂੰ ਅਤੇ ਲੜਕੀ ਲੜਕੇ ਨੂੰ ਸ਼ਾਪ) ਪਹਿਨਾਉਂਣ ਲੱਗ ਪਏ ਹਨ। ਯਾਦ ਰਹੇ ਕਿ ਇੰਜ
ਮੁੰਦਰੀਆਂ ਦੀ ਪਾ-ਪੁਆਈ ਈਸਾਈ-ਮੱਤ ਦੇ ਵਿਆਹ ਦੀ ਰਸਮ ਹੈ। ਭਾਵ, ਜਦੋਂ ਹੋਣ ਵਾਲੇ ਪਤੀ-ਪਤਨੀ, ਚਰਚ ਵਿੱਚ ਜਾ ਕੇ, ਇਕੱਤ੍ਰ ਹੋਏ ਇਕੱਠ ਦੇ ਸਾਹਮਣੇ, ਇੱਕ-ਦੂਜੇ ਨੂੰ ਸੋਨੇ ਦੀ
ਕੀਮਤੀ ਮੁੰਦਰੀ (ਸ਼ਾਪ) ਪਹਿਨਾਅ ਦਿੰਦੇ ਹਨ ਤਾਂ ਉਨ੍ਹਾਂ ਦਾ (ਇਸਾਈ ਮੱਤ ਅਨੁਸਾਰ) ਵਿਆਹ ਹੋ ਗਿਆ ਸਮਝਿਆ ਜਾਂਦਾ ਹੈ। ਇਸ ਗੁਰਮਤਿ-ਵਿਰੋਧੀ ਰਸਮ ਬਾਰੇ ਇੱਕ ਦਿਲਚਸਪ
ਘਟਨਾ ਦਾ ਜ਼ਿਕਰ ਕਰਨਾ ਲਾਭਦਾਇਕ ਸਿੱਧ ਹੋ ਸਕਦਾ ਹੈ। ਕੁੱਝ ਕੁ ਸਾਲ ਪਹਿਲਾਂ ਦੀ ਗੱਲ ਹੈ ਕਿ ਹੋਣ ਵਾਲੇ ਪਤੀ-ਪਤਨੀ, ਮੁੰਦਰੀ ਦੀ ਰਸਮ ਅਦਾ ਕਰ ਕੇ, ਗੁਰਦਵਾਰੇ ਅਨੰਦ ਕਾਰਜ
ਕਰਵਾਉਂਣ ਲਈ (ਬਰਾਤ ਸਮੇਤ) ਆਏ। ਉਸ ਗੁਰਦਵਾਰੇ ਦਾ ਮੁੱਖ ਗ੍ਰੰਥੀ ਗੁਰਮਤਿ ਫ਼ਲਸਫ਼ੇ ਦੀ ਸੋਝੀ ਰੱਖਣ ਵਾਲਾ ਸੀ। ਇਸ ਲਈ ਉਸ ਨੇ ਇਹ ਕਹਿ ਕੇ ਹੋਣ ਵਾਲੇ ਪਤੀ-ਪਤਨੀ ਨੂੰ
(ਬਰਾਤ ਸਮੇਤ) ਵਾਪਸ ਮੋੜ ਦਿੱਤਾ ਕਿ, "ਭਾਈ! ਇਸ ਜੋੜੇ ਦਾ ਤਾਂ, ਈਸਾਈ-ਮੱਤ ਅਨੁਸਾਰ, ਪਹਿਲਾਂ ਹੀ ਵਿਆਹ ਹੋ ਚੁੱਕਾ ਹੈ, ਹੁਣ ਅਨੰਦ-ਕਾਰਜ ਕਿਸ ਵਾਸਤੇ ਕਰਾਉਂਣ ਆਏ ਹੋ?" ਇਸ
`ਤੇ ਆਪਸੀ ਬਹਿਸ ਅਤੇ ਤੂੰ-ਤੂੰ, ਮੈਂ-ਮੈਂ ਭੀ ਹੋਈ, ਪਰ ਉਸ ਮੁੱਖ ਗ੍ਰੰਥੀ ਨੇ ਅਨੰਦ-ਕਾਰਜ ਦੀ ਰਸਮ ਕਰਨ ਤੋਂ ਸਾਫ਼ ਇਨਕਾਰ ਕਰ ਦਿੱਤਾ। ਅਜਿਹੇ ਗੁਰਮਤਿ-ਅਨੁਕੂਲ ਜਾਗਰੂਕ ਹੋ ਚੁੱਕੇ
ਗੁਰਦਵਾਰੇ ਦੇ ਸੇਵਕਾਂ ਤੇ ਪ੍ਰਬੰਧਕਾਂ ਨੂੰ ਸ਼ਾਬਾਸ਼ ਕਹਿਣਾ ਬਣਦਾ ਹੈ। ਸਿੱਖ ਕੌਮ ਜੋ ਕਿ ਪਿਛਲੀਆਂ ਤਕਰੀਬਨ ਢਾਈ ਕੁ ਸਦੀਆਂ ਤੋਂ, ਗੁਰੂ ਗ੍ਰੰਥ ਸਾਹਿਬ ਦੇ ਸਰਬ-ਸਾਂਝੇ ਤੇ ਸਰਬ-ਸ੍ਰੇਸ਼ਟ
ਫ਼ਲਸਫ਼ੇ ਨਾਲੋਂ ਟੁੱਟੀ ਚਲੀ ਆ ਰਹੀ ਹੈ (ਇਸ ਟੁੱਟਣ ਦੇ ਕਾਰਨਾਂ ਦਾ ਸੰਕੇਤਕ ਜ਼ਿਕਰ ਇਸ ਪੁਸਤਕ ਵਿੱਚ ਕੀਤਾ ਵੀ ਜਾ ਚੁੱਕਾ ਹੈ), ਜਦੋਂ ਤੱਕ ਵਿਸ਼ਵ-ਪੱਧਰ `ਤੇ ਦੱਬ ਕੇ ਗੁਰਮਤਿ ਫ਼ਲਸਫ਼ੇ ਦਾ
ਸ਼ੁੱਧ ਰੂਪ ਵਿੱਚ ਪ੍ਰਚਾਰ/ਪਾਸਾਰ ਨਹੀਂ ਕੀਤਾ ਜਾਂਦਾ, ਇਸ ਵਿੱਚ ਅਜਿਹੇ ਗੁਰਮਤਿ-ਵਿਰੋਧੀ ਭਾਣੇ ਵਰਤਦੇ ਹੀ ਰਹਿਣਗੇ।
6. ਦਹੇਜ਼ ਲੈਣ-ਦੇਣ ਦੀ ਗੁਰਮਤਿ-ਵਿਰੋਧੀ ਰਸਮ ਹੀ ਇੱਕ ਵੱਡਾ ਕਾਰਨ ਹੈ ਮਾਦਾ-ਭਰੂਣ-ਹੱਤਿਆ (ਮਾਂ ਦੀ ਕੁੱਖ ਵਿੱਚ ਹੀ, ਬੱਚੀ ਨੂੰ ਕਤਲ ਕਰਨਾ) ਦਾ। ਇਸ ਤਰ੍ਹਾਂ ਪੈਦਾ ਹੋਣ ਵਾਲੀ ਬੱਚੀ ਨੂੰ
ਮਾਤਾ ਦੀ ਕੁੱਖ ਵਿੱਚ ਹੀ ਮਾਰ ਦੇਣ ਕਾਰਨ ਅਜਿਹੇ ਪਰਵਾਰ ਪ੍ਰਭੂ-ਪਿਤਾ ਦੀ ਦਰਗਾਹੀ ਅਦਾਲਤ ਵਿੱਚ ਬਣਦੀ ਸਜ਼ਾ ਦੇ ਭਾਗੀ ਬਣਨਗੇ। ਕੇਵਲ ਪ੍ਰਭੂ-ਪਿਤਾ ਦੇ ਚਰਨਾਂ ਵਿੱਚ (ਸੱਚੇ ਦਿਲੋਂ
ਪਛੁਤਾਵਾ ਕਰ ਕੇ ਅਤੇ ਅੱਗੇ ਤੋਂ ਅਜਿਹਾ ਅਪਰਾਧ ਨਾ ਕਰਨ ਲਈ) ਅਰਦਾਸ ਕਰਨ ਅਤੇ ਮਾਲਿਕ-ਪ੍ਰਭੂ ਦੇ ਹੁਕਮ ਅਨੁਸਾਰ (ਕਾਦਿਰ ਦੀ ਕੁਦਰਤਿ ਦੇ ਅਟੱਲ ਨਿਯਮਾਂ ਅਨੁਸਾਰ, ਯਾਨੀ ਕਿ
ਹੁਕਮਿ ਰਜਾਈ ਚੱਲਣ ਲਈ) ਜੀਵਨ ਜਿਊਂਣ ਦਾ ਪੂਰੀ ਈਮਾਨਦਾਰੀ ਨਾਲ ਯਤਨ ਕਰਦੇ ਰਹਿਣ, ਤਾਂ ਹੋ ਸਕਦਾ ਹੈ ਕਿ ਸਦ-ਬਖਸ਼ਿੰਦ ਪ੍ਰਭੂ ਉਨ੍ਹਾਂ ਦੇ ਮਸਤਕ `ਤੇ ਕੋਈ ਅਜਿਹਾ ਲੇਖ ਪਾ
ਦੇਵੇ ਜਿਹੜਾ ਉਨ੍ਹਾਂ ਦੇ ਕੀਤੇ ਅਜਿਹੇ ਅਪਰਾਧ ਨੂੰ ਬੇ-ਅਸਰ ਕਰ ਦੇਵੇ। ਇਸ ਤੋਂ ਬਿਨਾਂ ਹੋਰ ਕੋਈ ਚਾਰਾ ਨਹੀਂ ਕੀਤੇ ਅਪਰਾਧ ਦੇ ਫਲ ਦੀ ਸਜ਼ਾ ਭੁਗਤਣ ਤੋਂ ਬਚ ਸਕਣ ਦਾ।
(ਕ) ਗੁੱਸੇ (ਕ੍ਰੋਧ) ਤੋਂ ਬਚਨਾ ਭੀ ਜ਼ਰੂਰੀ ਹੈ ਪਤੀ-ਪਤਨੀ ਲਈ
ਵੈਸੇ ਤਾਂ ਹਰ ਵਿਅਕਤੀ ਲਈ ਗੁੱਸੇ (ਕ੍ਰੋਧ) ਤੋਂ ਬੱਚ ਕੇ ਰਹਿਣਾ ਚਾਹੀਦਾ ਹੈ। ਪਰ, ਪਿੱਛੇ ਵੀਚਾਰ ਕੀਤੀ ਜਾ ਚੁੱਕੀ ਹੈ ਕਿ ਮਾਇਆ, ਮਾਇਆ ਦੇ ਪੰਜ-ਪੁੱਤਾਂ ਅਤੇ ਮਾਇਆ ਦੇ ਹੋਰ ਕਈ
ਕਿਸਮ ਦੇ ਰੂਪਾਂ (ਛਲਾਂ) ਦੇ ਪ੍ਰਭਾਵ ਤੋਂ ਮਨੁੱਖ ਆਪਣੀ ਸਿਆਣਪ ਨਾਲ ਜਾਂ ਆਪਣੀ ਘਾਲ-ਕਮਾਈ ਦੇ ਜ਼ੋਰ (ਦਾਅਵੇ) ਨਾਲ, ਨਹੀਂ ਬਚ ਸਕਦਾ। ਪ੍ਰਭੂ-ਪਿਤਾ ਨੇ ਰੱਬੀ-ਖੇਡ (ਤਮਾਸ਼ਾ) ਹੀ
ਐਸੀ ਰਚੀ ਹੈ ਕਿ ਉਹ ਜਿਸ ਜੀਵ `ਤੇ ਰਹਿਮਤ (ਨਦਰਿ) ਕਰਦਾ ਹੈ, ਉਸ ਦਾ ਮਿਲਾਪ ਪਰਮਾਤਮਾ-ਸਰੂਪ ਸ਼ਬਦ-ਗੁਰੂ ਨਾਲ ਕਰਾ ਦਿੰਦਾ ਹੈ। ਸ਼ਬਦ-ਗੁਰੂ ਉਸ ਜੀਵ ਨੂੰ ਉਸ (ਜੀਵ) ਦੀ
ਮੰਜ਼ਿਲ (ਪ੍ਰਭੂ-ਪਿਤਾ ਨਾਲ ਸਦੀਵੀ ਅਨੰਦਮਈ ਮਿਲਾਪ) ਦਾ ਸਹੀ ਰਸਤਾ (ਸਹੀ ਜੀਵਨ-ਜਾਚ, ਨਾਮ-ਧਰਮ ਅਥਵਾ ਹੁਕਮਿ ਰਜਾਈ ਚੱਲਣ ਦੀ ਵਿਧੀ) ਸਮਝਾ ਦਿੰਦਾ ਹੈ। ਜਦੋਂ ਜੀਵ ਗੁਰੂ ਦੇ
ਦੱਸੇ ਰਸਤੇ `ਤੇ ਪੂਰੀ ਈਮਾਨਦਾਰੀ ਨਾਲ (ਕੇਵਲ ਸ਼ਬਦ-ਗੁਰੂ ਤੇ ਪਰਮਾਤਮਾ ਦੀ ਸ਼ਰਣਿ ਵਿੱਚ ਰਹਿ ਕੇ) ਨਿਸ਼ਕਾਮਤਾ ਸਹਿਤ ਤੁਰਦਾ ਹੈ ਤਾਂ ਉਸ ਦੀ ਹਉਮੈ ਦਾ ਪਰਦਾ ਦੂਰ ਹੋ ਜਾਂਦਾ ਹੈ ਤੇ
ਉਸ ਦੇ ਹਿਰਦੇ ਵਿੱਚ ਹੀ ਵਸਦੇ ਪਰਮਾਤਮਾ ਤੇ ਪਰਮਾਤਮਾ ਦੀ ਅੰਸ਼, ਆਤਮਾ ਦਾ ਮਿਲਾਪ ਹੋ ਜਾਂਦਾ ਹੈ। ਪਰ, ਇਹ ਮਿਲਾਪ ਕੇਵਲ ਅਤੇ ਕੇਵਲ ਸ਼ਬਦ-ਗੁਰੂ ਦੀ ਕਿਰਪਾ (ਗੁਰ ਪ੍ਰਸਾਦਿ)
ਅਤੇ ਰੱਬੀ-ਰਹਿਮਤ ਨਾਲ ਹੀ ਹੁੰਦਾ ਹੈ, ਸਿਰਫ਼ ਘਾਲ-ਕਮਾਈ ਦੇ ਦਾਅਵੇ ਨਾਲ ਨਹੀਂ।
ਬਲਿਓ ਚਰਾਗੁ ਅੰਧਾਰ ਮਹਿ ਸਭ ਕਲਿ ਉਧਰੀ ਇੱਕ ਨਾਮ ਧਰਮ॥ ਪ੍ਰਗਟੁ ਸਗਲ ਹਰਿ ਭਵਨ ਮਹਿ ਜਨੁ ਨਾਨਕੁ ਗੁਰੁ ਪਾਰਬ੍ਰਹਮ॥ (ਮ: 5, 1387)
ਭਾਵ: ਹੇ ਹਰੀ! ਤੇਰਾ ਸੇਵਕ, ਹੇ ਪਾਰਬ੍ਰਹਮ! ਤੇਰਾ ਰੂਪ ਗੁਰੂ ਨਾਨਕ ਸਾਰੇ ਜਗਤ ਵਿੱਚ ਪਰਗਟ ਹੋਇਆ ਹੈ। (ਗੁਰੂ ਨਾਨਕ) ਹਨੇਰੇ ਵਿੱਚ ਦੀਵਾ ਜਗ ਪਿਆ ਹੈ, (ਉਸ ਦੇ ਦੱਸੇ ਹੋਏ) ਨਾਮ
(ਨਾਮ-ਧਰਮ, ਗੁਰਮਤਿ ਫ਼ਲਸਫ਼ਾ) ਦੀ ਬਰਕਤਿ ਨਾਲ ਸਾਰੀ ਸ੍ਰਿਸ਼ਟੀ ਪਾਰ ਲੰਘ ਰਹੀ ਹੈ।
.